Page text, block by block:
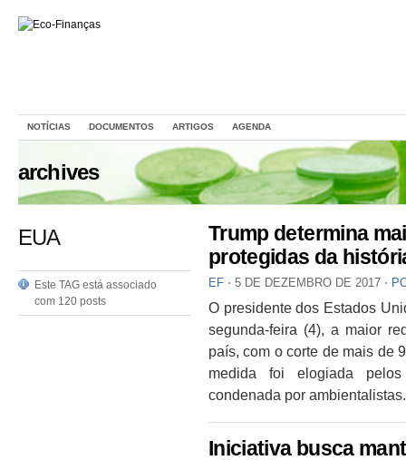
NOTÍCIAS DOCUMENTOS ARTIGOS AGENDA
archives
EUA
Este TAG está associado
com 120 posts
Trump determina
protegidas da
EF ⋅ 5 DE DEZEMBRO DE 2017 ⋅
O presidente dos Estados
segunda-feira (4), a maior
país, com o corte de mais de
medida foi elogiada
condenada por
Iniciativa busca